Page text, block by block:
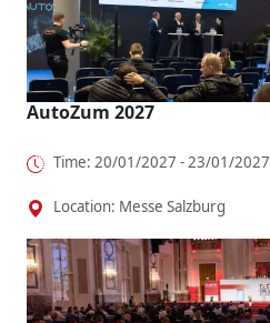
AutoZum 2027
Time: 20/01/2027 - 23/01/2027
Location: Messe Salzburg